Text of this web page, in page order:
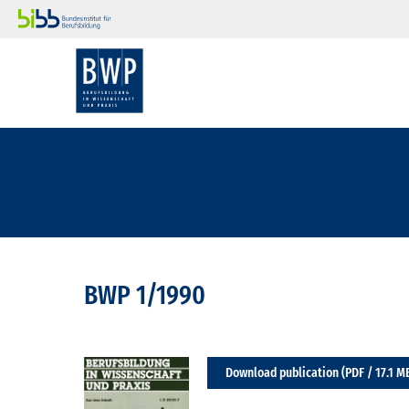
BWP 1/1990
Download publication (PDF / 17.1